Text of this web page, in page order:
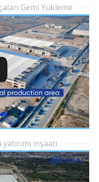
Gemi Yükleme
inşaatı